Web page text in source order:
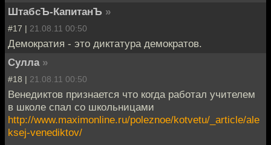
ШтабсЪ-КапитанЪ »
#17 | 21.08.11 00:50
Демократия - это диктатура демократов.
Сулла »
#18 | 21.08.11 00:50
Венедиктов признается что когда работал учителем
в школе спал со школьницами
http://www.maximonline.ru/poleznoe/kotvetu/_article/ale
ksej-venediktov/